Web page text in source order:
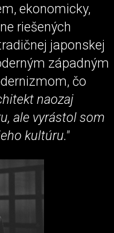
ekonomicky,
riešených
japonskej
západným
čo
naozaj
ale vyrástol som
kultúru."